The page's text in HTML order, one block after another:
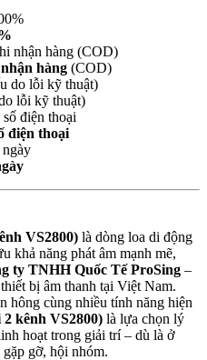
hàng (COD)
lỗi kỹ thuật)
điện thoại
VS2800) là dòng loa di động
khả năng phát âm mạnh mẽ,
ty TNHH Quốc Tế ProSing –
bị âm thanh tại Việt Nam.
hông cùng nhiều tính năng hiện
kênh VS2800) là lựa chọn lý
hoạt trong giải trí – dù là ở
gỡ, hội nhóm.